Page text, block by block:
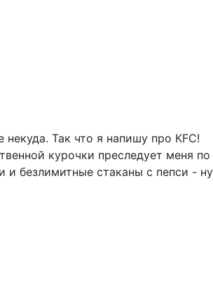
Так что я напишу про КFC!
курочки преследует меня по
и безлимитные стаканы с пепси - ну